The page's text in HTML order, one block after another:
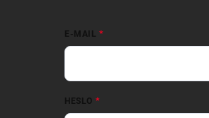
E-MAIL
HESLO